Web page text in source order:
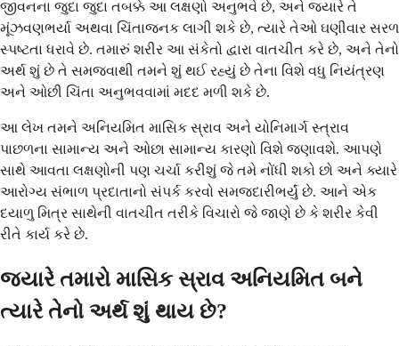
જીવનના જુદા જુદા તબક્કે આ લક્ષણો અનુભવે છે, અને જ્યારે તે
મૂંઝવણભર્યા અથવા ચિંતાજનક લાગી શકે છે, ત્યારે તેઓ ઘણીવાર સરળ
સ્પષ્ટતા ધરાવે છે. તમારું શરીર આ સંકેતો દ્વારા વાતચીત કરે છે, અને તેનો
અર્થ શું છે તે સમજવાથી તમને શું થઈ રહ્યું છે તેના વિશે વધુ નિયંત્રણ
અને ઓછી ચિંતા અનુભવવામાં મદદ મળી શકે છે.
આ લેખ તમને અનિયમિત માસિક સ્રાવ અને યોનિમાર્ગ સ્ત્રાવ
પાછળના સામાન્ય અને ઓછા સામાન્ય કારણો વિશે જણાવશે. આપણે
સાથે આવતા લક્ષણોની પણ ચર્ચા કરીશું જે તમે નોંધી શકો છો અને ક્યારે
આરોગ્ય સંભાળ પ્રદાતાનો સંપર્ક કરવો સમજદારીભર્યું છે. આને એક
દયાળુ મિત્ર સાથેની વાતચીત તરીકે વિચારો જે જાણે છે કે શરીર કેવી
રીતે કાર્ય કરે છે.
જ્યારે તમારો માસિક સ્રાવ અનિયમિત બને
ત્યારે તેનો અર્થ શું થાય છે?